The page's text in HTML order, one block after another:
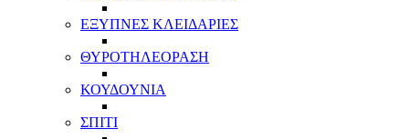
ΕΞΥΠΝΕΣ ΚΛΕΙΔΑΡΙΕΣ
ΘΥΡΟΤΗΛΕΟΡΑΣΗ
ΚΟΥΔΟΥΝΙΑ
ΣΠΙΤΙ